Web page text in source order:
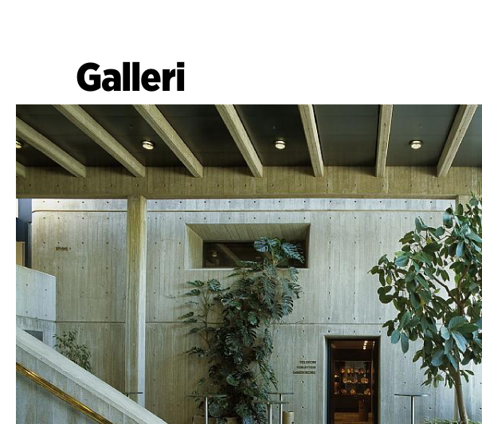
Galleri